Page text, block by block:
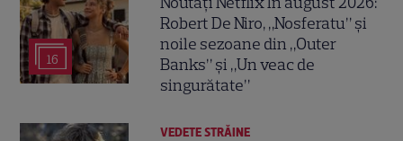
16
Robert De Niro, „Nosferatu” și
noile sezoane din „Outer
Banks” și „Un veac de
singurătate”
VEDETE STRĂINE